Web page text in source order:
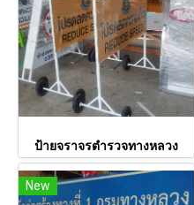
ป้ายจราจรตำรวจทางหลวง
New